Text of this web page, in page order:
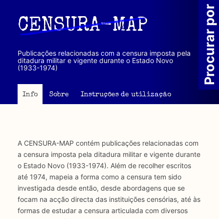
principal
CENSURA-MAP
Publicações relacionadas com a censura imposta pela
ditadura militar e vigente durante o Estado Novo
(1933-1974)
Info Sobre Instruções de utilização
A CENSURA-MAP contém publicações relacionadas com
a censura imposta pela ditadura militar e vigente durante
o Estado Novo (1933-1974). Além de recolher escritos
até 1974, mapeia a forma como a censura tem sido
investigada desde então, desde abordagens que se
focam na acção directa das instituições censórias, até às
formas de estudar a censura articulada com diversos
Procurar por